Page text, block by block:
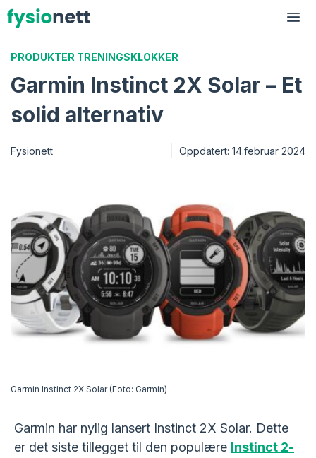
Hopp
til
PRODUKTER TRENINGSKLOKKER
Garmin Instinct 2X Solar – Et
solid alternativ
Fysionett Oppdatert: 14.februar 2024
Garmin Instinct 2X Solar (Foto: Garmin)
Garmin har nylig lansert Instinct 2X Solar. Dette
er det siste tillegget til den populære Instinct 2-